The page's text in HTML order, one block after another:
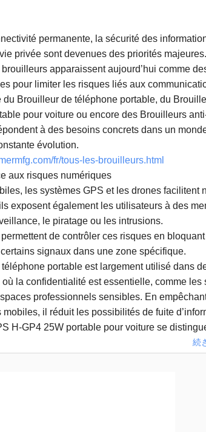
permanente, la sécurité des
privée sont devenues des priorités
apparaissent aujourd’hui comme
pour limiter les risques liés aux
du Brouilleur de téléphone portable, du
pour voiture ou encore des Brouilleurs
à des besoins concrets dans un
évolution.
fr/tous-les-brouilleurs.html
aux risques numériques
les systèmes GPS et les drones facilitent
exposent également les utilisateurs à des
le piratage ou les intrusions.
permettent de contrôler ces risques en bloquant
signaux dans une zone spécifique.
portable est largement utilisé dans
la confidentialité est essentielle, comme les
professionnels sensibles. En
il réduit les possibilités de fuite
H-GP4 25W portable pour voiture se
une protection mobile. Il est conçu pour
続